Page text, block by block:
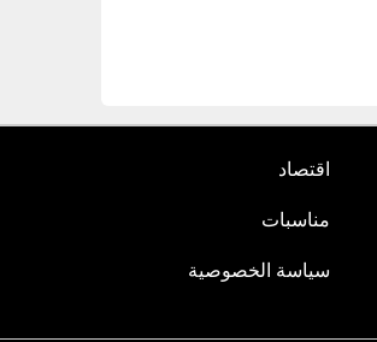
اقتصاد
مناسبات
سياسة الخصوصية